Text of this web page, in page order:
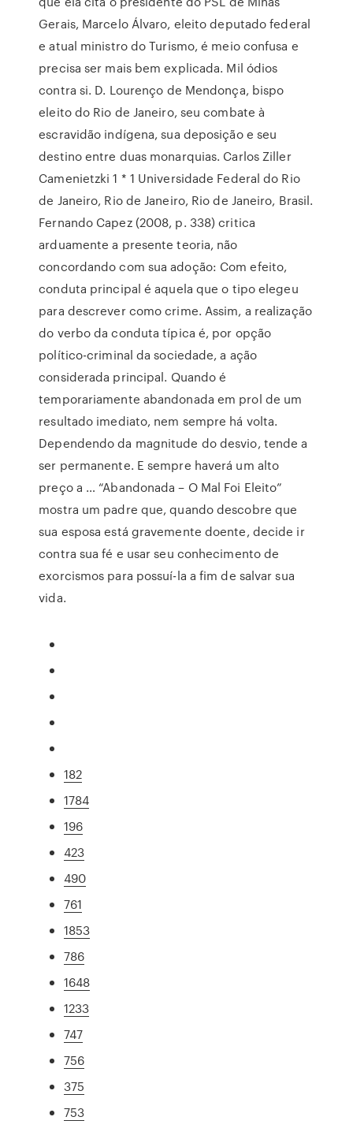
Gerais, Marcelo Álvaro, eleito deputado federal
e atual ministro do Turismo, é meio confusa e
precisa ser mais bem explicada. Mil ódios
contra si. D. Lourenço de Mendonça, bispo
eleito do Rio de Janeiro, seu combate à
escravidão indígena, sua deposição e seu
destino entre duas monarquias. Carlos Ziller
Camenietzki 1 * 1 Universidade Federal do Rio
de Janeiro, Rio de Janeiro, Rio de Janeiro, Brasil.
Fernando Capez (2008, p. 338) critica
arduamente a presente teoria, não
concordando com sua adoção: Com efeito,
conduta principal é aquela que o tipo elegeu
para descrever como crime. Assim, a realização
do verbo da conduta típica é, por opção
político-criminal da sociedade, a ação
considerada principal. Quando é
temporariamente abandonada em prol de um
resultado imediato, nem sempre há volta.
Dependendo da magnitude do desvio, tende a
ser permanente. E sempre haverá um alto
preço a … “Abandonada – O Mal Foi Eleito”
mostra um padre que, quando descobre que
sua esposa está gravemente doente, decide ir
contra sua fé e usar seu conhecimento de
exorcismos para possuí-la a fim de salvar sua
vida.
182
1784
196
423
490
761
1853
786
1648
1233
747
756
375
753